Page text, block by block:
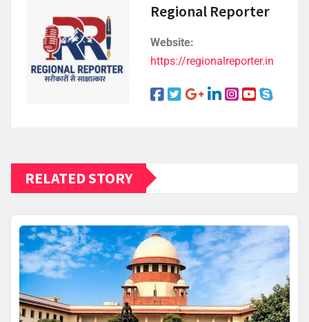
Regional Reporter
Website:
https://regionalreporter.in
RELATED STORY